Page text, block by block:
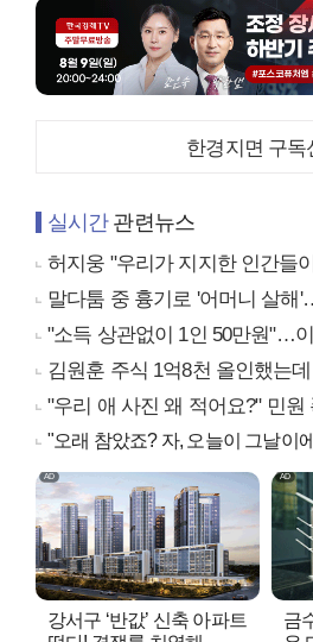
한경지면 구독
실시간관련뉴스
허지웅 "우리가 지지한 인간들이
말다툼 중 흉기로 '어머니 살해
"소득 상관없이 1인 50만원"…
김원훈 주식 1억8천 올인했는
"우리 애 사진 왜 적어요?" 민
"오래 참았죠? 자, 오늘이 그날이
강서구 ‘반값’ 신축 아파트
금